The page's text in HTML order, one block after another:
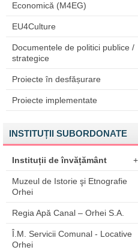
Economică (M4EG)
EU4Culture
Documentele de politici publice /
strategice
Proiecte în desfășurare
Proiecte implementate
INSTITUȚII SUBORDONATE
Instituții de învățământ +
Muzeul de Istorie şi Etnografie
Orhei
Regia Apă Canal – Orhei S.A.
Î.M. Servicii Comunal - Locative
Orhei